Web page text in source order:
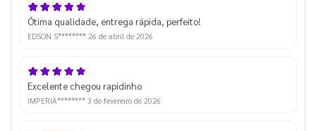
Ótima qualidade, entrega rápida, perfeito!
EDSON S******** 26 de abril de 2026
Excelente chegou rapidinho
IMPERIA******** 3 de fevereiro de 2026